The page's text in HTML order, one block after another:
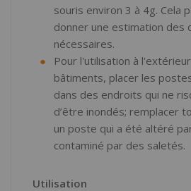
souris environ 3 à 4g. Cela
donner une estimation des
nécessaires.
Pour l'utilisation à
bâtiments, placer les
dans des endroits qui ne
d’être inondés; remplacer
un poste qui a été altéré
contaminé par des saletés.
Utilisation